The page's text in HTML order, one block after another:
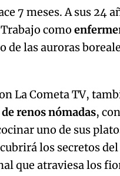
7 meses. A sus 24
Trabajo como
de las auroras
La Cometa TV,
renos nómadas,
uno de sus
los secretos
que atraviesa los